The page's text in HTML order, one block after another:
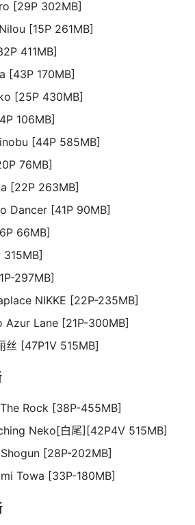
[29P 302MB]
[15P 261MB]
411MB]
[43P 170MB]
[25P 430MB]
106MB]
[44P 585MB]
76MB]
[22P 263MB]
Dancer [41P 90MB]
66MB]
315MB]
297MB]
NIKKE [22P-235MB]
Azur Lane [21P-300MB]
丝 [47P1V 515MB]
Rock [38P-455MB]
Neko[白尾][42P4V 515MB]
[28P-202MB]
Towa [33P-180MB]